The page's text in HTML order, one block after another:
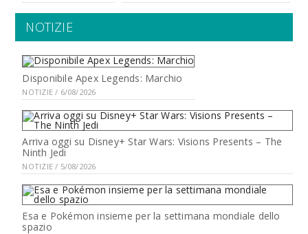
NOTIZIE
Disponibile Apex Legends: Marchio
NOTIZIE / 6/08/2026
Arriva oggi su Disney+ Star Wars: Visions Presents – The
Ninth Jedi
NOTIZIE / 5/08/2026
Esa e Pokémon insieme per la settimana mondiale dello
spazio